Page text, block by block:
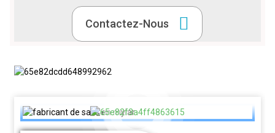
Contactez-Nous